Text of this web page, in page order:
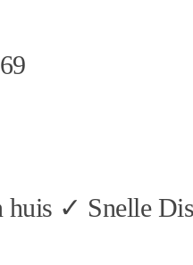
huis ✓ Snelle